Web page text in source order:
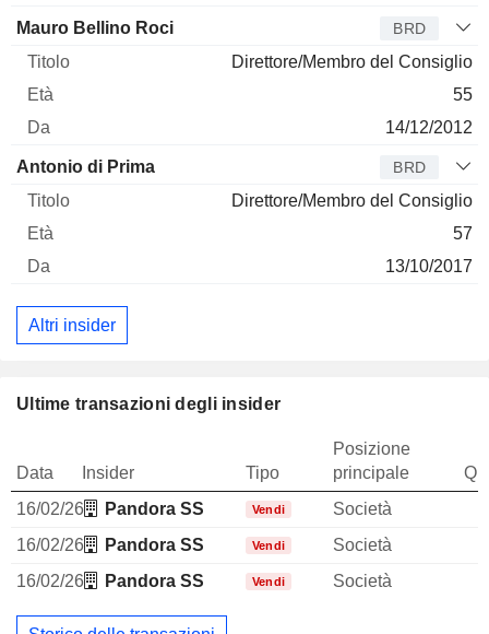
Mauro Bellino Roci BRD
Direttore/Membro del Consiglio
55
14/12/2012
Antonio di Prima BRD
Direttore/Membro del Consiglio
57
13/10/2017
Altri insider
Ultime transazioni degli insider
Data Insider Tipo
Posizione
principale
16/02/26
Pandora SS Vendi Società
16/02/26
Pandora SS Vendi Società
16/02/26
Pandora SS Vendi Società